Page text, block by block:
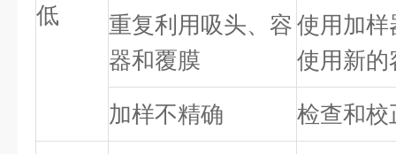
低
重复利用吸头、容
器和覆膜
使用加样
使用新的
加样不精确 检查和校